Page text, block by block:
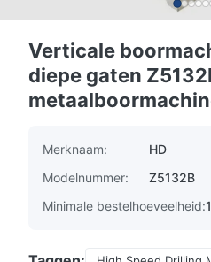
Verticale
diepe gaten
Merknaam:
HD
Modelnummer:
Z5132B
Minimale bestelhoeveelheid:1